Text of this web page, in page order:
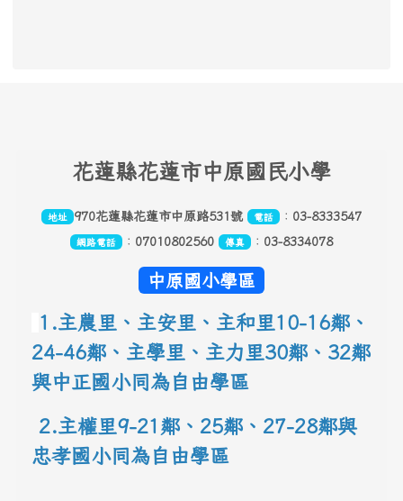
花蓮縣花蓮市中原國民小學
地址 970花蓮縣花蓮市中原路531號 電話 ： 03-8333547
網路電話 ： 07010802560 傳真 ： 03-8334078
中原國小學區
1.主農里、主安里、主和里10-16鄰 、
24-46鄰、主學里、主力里30鄰 、 32鄰
與中正國小同為自由學區
2.主權里9-21鄰、25鄰 、 27-28鄰與
忠孝國小同為自由學區